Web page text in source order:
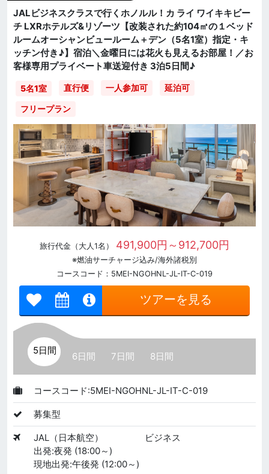
JALビジネスクラスで行くホノルル！カ ライ ワイキキビー
チ LXRホテルズ&リゾーツ【改装された約104㎡の１ベッド
ルームオーシャンビュールーム＋デン（5名1室）指定・キ
ッチン付き♪】宿泊＼金曜日には花火も見えるお部屋！／お
客様専用プライベート車送迎付き 3泊5日間♪
5名1室 直行便 一人参加可 延泊可
フリープラン
旅行代金（大人1名） 491,900円～912,700円
※燃油サーチャージ込み/海外諸税別
コースコード：5MEI-NGOHNL-JL-IT-C-019
ツアーを見る
5日間
6日間 7日間 8日間
コースコード:5MEI-NGOHNL-JL-IT-C-019
募集型
JAL（日本航空）
ビジネス
出発:夜発 (18:00～)
現地出発:午後発 (12:00～)